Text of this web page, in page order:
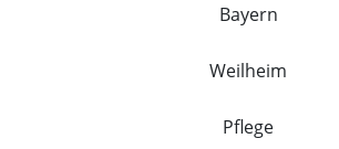
Bayern
Weilheim
Pflege